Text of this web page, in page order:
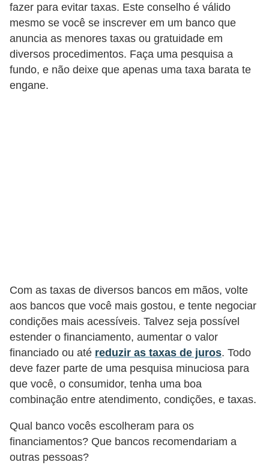
fazer para evitar taxas. Este conselho é válido
mesmo se você se inscrever em um banco que
anuncia as menores taxas ou gratuidade em
diversos procedimentos. Faça uma pesquisa a
fundo, e não deixe que apenas uma taxa barata te
engane.
Com as taxas de diversos bancos em mãos, volte
aos bancos que você mais gostou, e tente negociar
condições mais acessíveis. Talvez seja possível
estender o financiamento, aumentar o valor
financiado ou até reduzir as taxas de juros. Todo
deve fazer parte de uma pesquisa minuciosa para
que você, o consumidor, tenha uma boa
combinação entre atendimento, condições, e taxas.
Qual banco vocês escolheram para os
financiamentos? Que bancos recomendariam a
outras pessoas?
s
d
e
p
a
o
s
t
o
d
e
r
n
d